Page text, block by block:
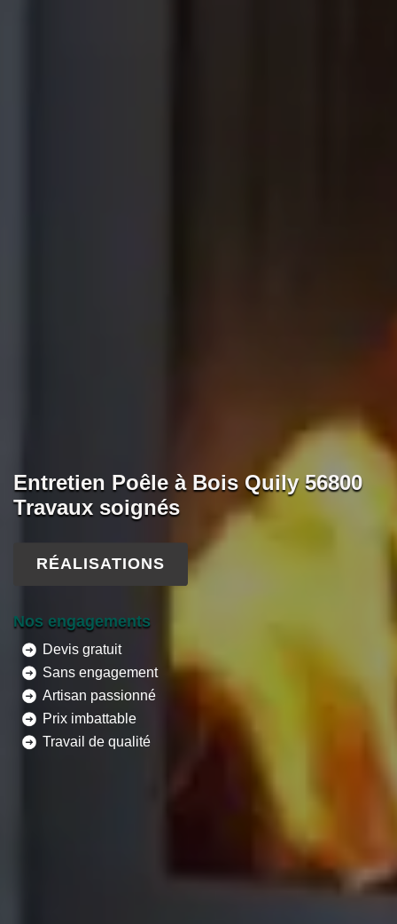
Entretien Poêle à Bois Quily 56800
Travaux soignés
RÉALISATIONS
Nos engagements
Devis gratuit
Sans engagement
Artisan passionné
Prix imbattable
Travail de qualité